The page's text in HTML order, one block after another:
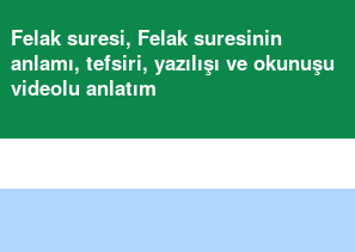
Felak suresi, Felak suresinin
anlamı, tefsiri, yazılışı ve okunuşu
videolu anlatım